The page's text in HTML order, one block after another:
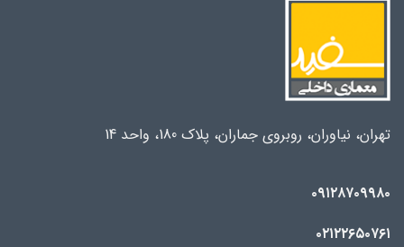
تهران، نیاوران، روبروی جماران، پلاک 180، واحد 14
۰۹۱۲۸۷۰۹۹۸۰
۰۲۱۲۲۶۵۰۷۶۱